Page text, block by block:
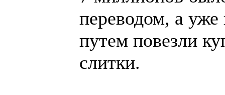
переводом, а
путем повезли
слитки.